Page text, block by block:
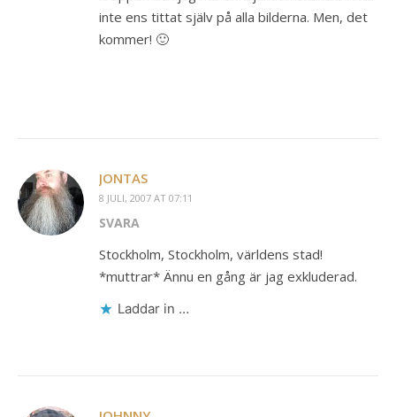
inte ens tittat själv på alla bilderna. Men, det
kommer! 🙂
JONTAS
8 JULI, 2007 AT 07:11
SVARA
Stockholm, Stockholm, världens stad!
*muttrar* Ännu en gång är jag exkluderad.
Laddar in …